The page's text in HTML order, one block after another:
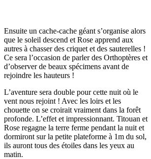
Ensuite un cache-cache géant s’organise alors
que le soleil descend et Rose apprend aux
autres à chasser des criquet et des sauterelles !
Ce sera l’occasion de parler des Orthoptères et
d’observer de beaux spécimens avant de
rejoindre les hauteurs !
L’aventure sera double pour cette nuit où le
vent nous rejoint ! Avec les loirs et les
chouette on se croirait vraiment dans la forêt
profonde. L’effet et impressionnant. Titouan et
Rose regagne la terre ferme pendant la nuit et
dormiront sur la petite plateforme à 1m du sol,
ils auront tous des étoiles dans les yeux au
matin.